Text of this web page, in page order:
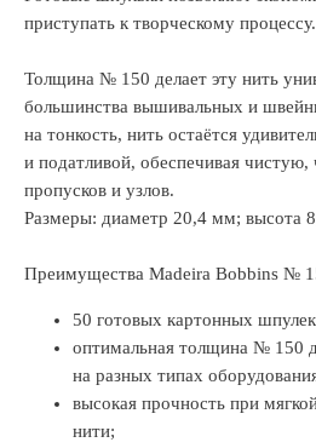
приступать к творческому процессу.
Толщина № 150 делает эту нить
большинства вышивальных и
на тонкость, нить остаётся
и податливой, обеспечивая чистую,
пропусков и узлов.
Размеры: диаметр 20,4 мм; высота
Преимущества Madeira Bobbins №
50 готовых картонных
оптимальная толщина № 150
на разных типах
высокая прочность при
нити;